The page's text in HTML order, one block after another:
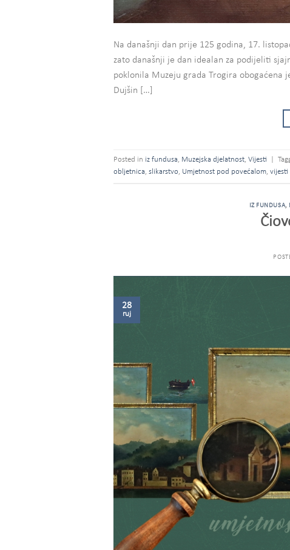
Na današnji dan prije 125 godina, 17.
zato današnji je dan idealan za podijeliti
poklonila Muzeju grada Trogira obogaćena
Dujšin […]
Posted in iz fundusa, Muzejska djelatnost, Vijesti
obljetnica, slikarstvo, Umjetnost pod povećalom, vijesti
IZ FUNDUSA,
28
ruj